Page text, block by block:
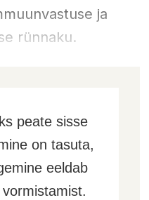
ja
rünnaku.
peate sisse
on tasuta,
eeldab